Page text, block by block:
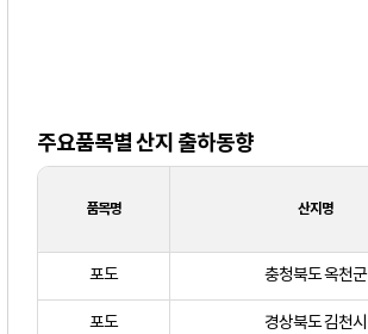
주요품목별 산지 출하동향
품목명 산지명
포도 충청북도 옥천군
포도 경상북도 김천시